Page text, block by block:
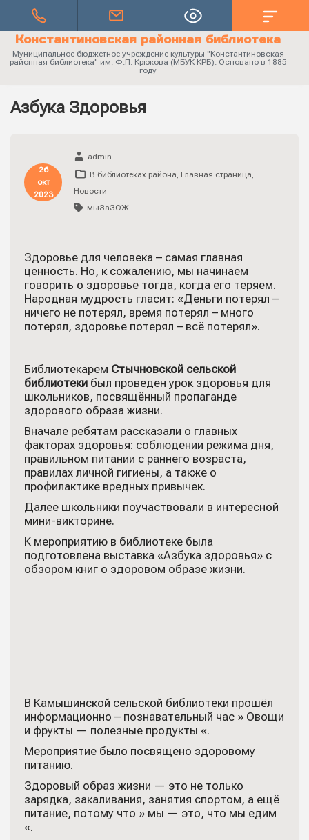
Константиновская районная библиотека
Муниципальное бюджетное учреждение культуры "Константиновская
районная библиотека" им. Ф.П. Крюкова (МБУК КРБ). Основано в 1885
году
Азбука Здоровья
26
окт
2023
admin
В библиотеках района, Главная страница,
Новости
мыЗаЗОЖ
Здоровье для человека – самая главная
ценность. Но, к сожалению, мы начинаем
говорить о здоровье тогда, когда его теряем.
Народная мудрость гласит: «Деньги потерял –
ничего не потерял, время потерял – много
потерял, здоровье потерял – всё потерял».
Библиотекарем Стычновской сельской
библиотеки был проведен урок здоровья для
школьников, посвящённый пропаганде
здорового образа жизни.
Вначале ребятам рассказали о главных
факторах здоровья: соблюдении режима дня,
правильном питании с раннего возраста,
правилах личной гигиены, а также о
профилактике вредных привычек.
Далее школьники поучаствовали в интересной
мини-викторине.
К мероприятию в библиотеке была
подготовлена выставка «Азбука здоровья» с
обзором книг о здоровом образе жизни.
В Камышинской сельской библиотеки прошёл
информационно – познавательный час » Овощи
и фрукты — полезные продукты «.
Мероприятие было посвящено здоровому
питанию.
Здоровый образ жизни — это не только
зарядка, закаливания, занятия спортом, а ещё
питание, потому что » мы — это, что мы едим
«.